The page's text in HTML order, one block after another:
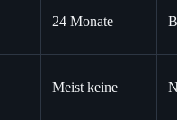
24 Monate
Meist keine